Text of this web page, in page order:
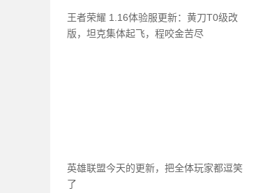
王者荣耀 1.16体验服更新：黄刀T0级改
版，坦克集体起飞，程咬金苦尽
英雄联盟今天的更新，把全体玩家都逗笑
了